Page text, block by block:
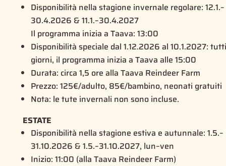
Disponibilità nella stagione invernale regolare: 12.1.–
30.4.2026 & 11.1.–30.4.2027
Il programma inizia a Taava: 13:00
Disponibilità speciale dal 1.12.2026 al 10.1.2027:
giorni, il programma inizia a Taava alle 15:00
Durata: circa 1,5 ore alla Taava Reindeer Farm
Prezzo: 125€/adulto, 85€/bambino, neonati gratuiti
Nota: le tute invernali non sono incluse.
ESTATE
Disponibilità nella stagione estiva e autunnale: 1.5.–
31.10.2026 & 1.5.–31.10.2027, lun–ven
Inizio: 11:00 (alla Taava Reindeer Farm)